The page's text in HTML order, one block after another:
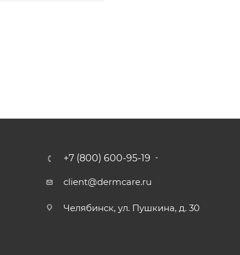
+7 (800) 600-95-19
client@dermcare.ru
Челябинск, ул. Пушкина, д. 30